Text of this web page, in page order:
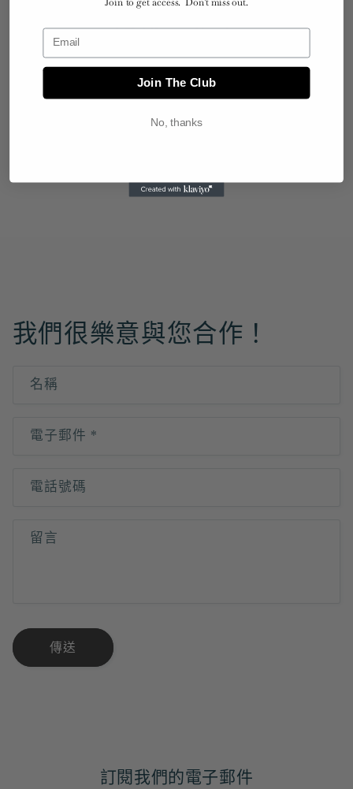
還在為產品設計靈感匱乏而苦惱嗎？我們有完
美的解決方案。與我們的時尚藝術家合作，打
造融入迷人時尚藝術元素的商品，幫助您打造
我們很樂意與您合作！
名稱
電子郵件 *
電話號碼
留言
傳送
訂閱我們的電子郵件
Join The Club
No, thanks